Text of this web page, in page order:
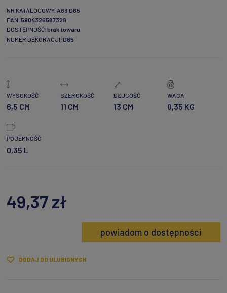
NR KATALOGOWY: A83 D85
EAN: 5904326587328
DOSTĘPNOŚĆ: brak towaru
NUMER DEKORACJI: D85
WYSOKOŚĆ
6,5 CM
SZEROKOŚĆ
11 CM
DŁUGOŚĆ
13 CM
WAGA
0,35 KG
POJEMNOŚĆ
0,35 L
49,37 zł
powiadom o dostępności
DODAJ DO ULUBIONYCH